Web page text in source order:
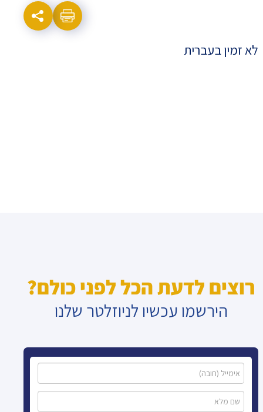
לא זמין בעברית
רוצים לדעת הכל לפני כולם?
הירשמו עכשיו לניוזלטר שלנו